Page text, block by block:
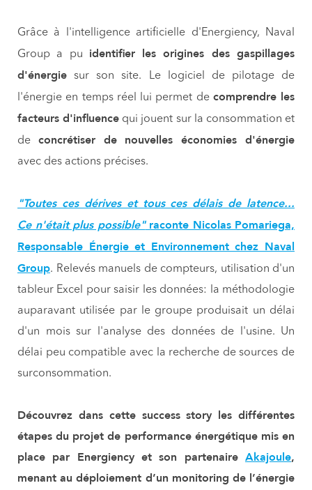
Grâce à l'intelligence artificielle d'Energiency, Naval
Group a pu identifier les origines des gaspillages
d'énergie sur son site. Le logiciel de pilotage de
l'énergie en temps réel lui permet de comprendre les
facteurs d'influence qui jouent sur la consommation et
de concrétiser de nouvelles économies d'énergie
avec des actions précises.
"Toutes ces dérives et tous ces délais de latence...
Ce n'était plus possible"raconte Nicolas Pomariega,
Responsable Énergie et Environnement chez Naval
Group. Relevés manuels de compteurs, utilisation d'un
tableur Excel pour saisir les données: la méthodologie
auparavant utilisée par le groupe produisait un délai
d'un mois sur l'analyse des données de l'usine. Un
délai peu compatible avec la recherche de sources de
surconsommation.
Découvrez dans cette success story les différentes
étapes du projet de performance énergétique mis en
place par Energiency et son partenaire Akajoule,
menant au déploiement d’un monitoring de l’énergie